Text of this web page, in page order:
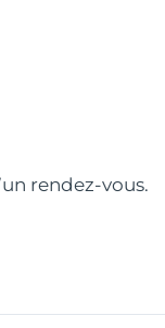
rendez-vous.